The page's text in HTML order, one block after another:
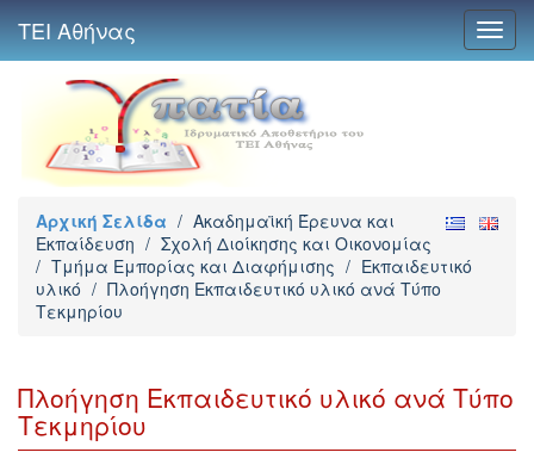
ΤΕΙ Αθήνας
Αρχική Σελίδα / Ακαδημαϊκή Έρευνα και
Εκπαίδευση / Σχολή Διοίκησης και Οικονομίας
/ Τμήμα Εμπορίας και Διαφήμισης / Εκπαιδευτικό
υλικό / Πλοήγηση Εκπαιδευτικό υλικό ανά Τύπο
Τεκμηρίου
Πλοήγηση Εκπαιδευτικό υλικό ανά Τύπο
Τεκμηρίου